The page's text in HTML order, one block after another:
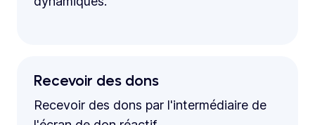
Recevoir des dons
Recevoir des dons par l'intermédiaire de